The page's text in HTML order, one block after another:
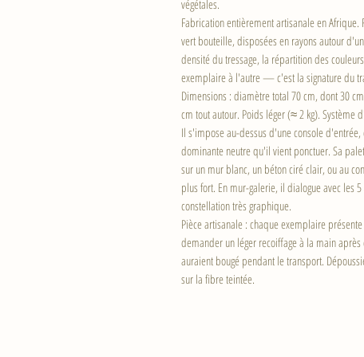
végétales.
Fabrication entièrement artisanale en
vert bouteille, disposées en rayons autour
densité du tressage, la répartition des
exemplaire à l'autre — c'est la signature du
Dimensions : diamètre total 70 cm, dont 30
cm tout autour. Poids léger (≈ 2 kg). Système
Il s'impose au-dessus d'une console
dominante neutre qu'il vient ponctuer. Sa
sur un mur blanc, un béton ciré clair, ou au
plus fort. En mur-galerie, il dialogue avec les
constellation très graphique.
Pièce artisanale : chaque exemplaire
demander un léger recoiffage à la main
auraient bougé pendant le transport.
sur la fibre teintée.